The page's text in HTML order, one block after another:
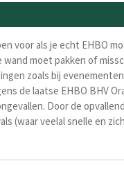
voor als je echt EHBO
moet pakken of
zoals bij
de laatse EHBO BHV
Door de
(waar veelal snelle en